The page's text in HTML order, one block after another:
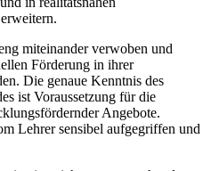
miteinander verwoben und
Förderung in ihrer
Die genaue Kenntnis des
ist Voraussetzung für die
Angebote.
Lehrer sensibel aufgegriffen und